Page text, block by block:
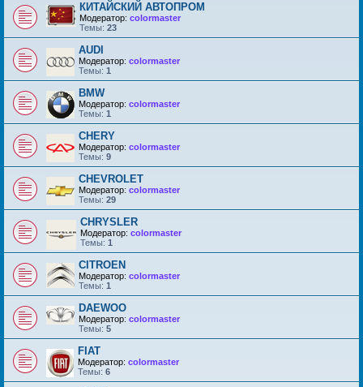
КИТАЙСКИЙ АВТОПРОМ
Модератор: colormaster
Темы: 23
AUDI
Модератор: colormaster
Темы: 1
BMW
Модератор: colormaster
Темы: 1
CHERY
Модератор: colormaster
Темы: 9
CHEVROLET
Модератор: colormaster
Темы: 29
CHRYSLER
Модератор: colormaster
Темы: 1
CITROEN
Модератор: colormaster
Темы: 1
DAEWOO
Модератор: colormaster
Темы: 5
FIAT
Модератор: colormaster
Темы: 6